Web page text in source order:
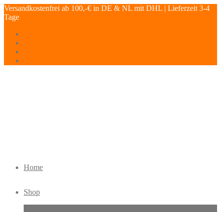
Versandkostenfrei ab 100,-€ in DE & NL mit DHL | Lieferzeit 3-4
Tage
Home
Shop